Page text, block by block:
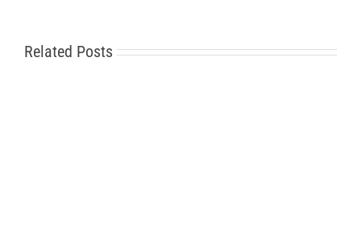
Related Posts